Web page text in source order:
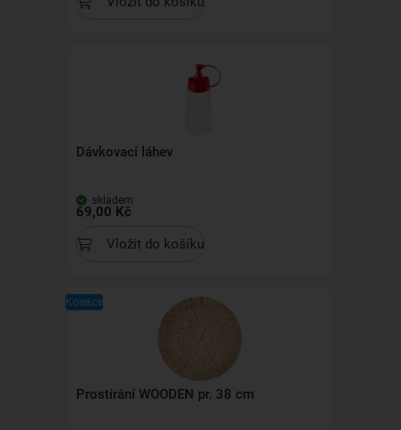
Dávkovací láhev
skladem
69,00 Kč
Vložit do košíku
Kolekce
Prostírání WOODEN pr. 38 cm